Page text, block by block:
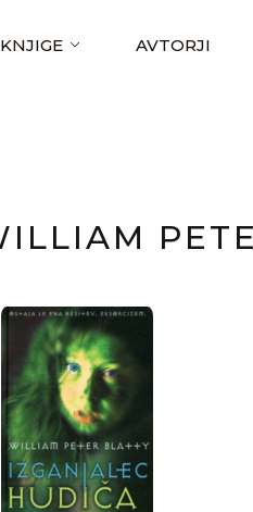
KNJIGE AVTORJI